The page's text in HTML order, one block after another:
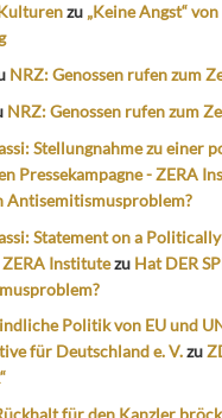
zu „Keine Angst“
NRZ: Genossen rufen zum
NRZ: Genossen rufen zum
Stellungnahme zu einer
Pressekampagne - ZERA
Antisemitismusproblem?
Statement on a
Institutezu Hat DER
Politik von EU und
für Deutschland e. V.zu